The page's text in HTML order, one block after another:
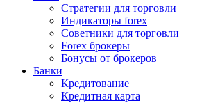
Стратегии для торговли
Индикаторы forex
Советники для торговли
Forex брокеры
Бонусы от брокеров
Банки
Кредитование
Кредитная карта